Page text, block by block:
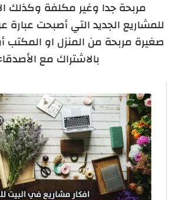
مربحة جدا وغير مكلفة وكذلك
للمشاريع الجديد التي أصبحت عبارة
صغيرة مربحة من المنزل او المكتب
بالاشتراك مع